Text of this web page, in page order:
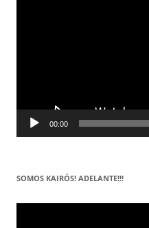
00:00
SOMOS KAIRÓS! ADELANTE!!!
Reproductor